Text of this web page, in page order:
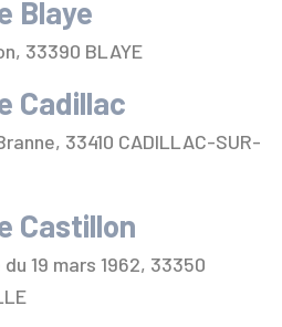
Blaye
33390 BLAYE
Cadillac
33410 CADILLAC-SUR-
Castillon
19 mars 1962, 33350